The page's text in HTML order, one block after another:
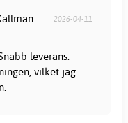
2026-04-11
leverans.
vilket jag